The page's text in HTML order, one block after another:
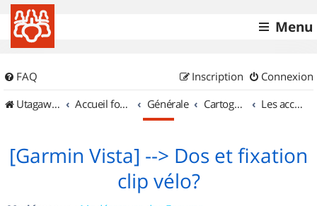
Menu
FAQ Connexion
Inscription
UtagawaVTT (Randos VTT et VTTAE avec traces GPS)
Accueil forum Générale Cartographie et GPS Les accessoires
[Garmin Vista] --> Dos et fixation
clip vélo?